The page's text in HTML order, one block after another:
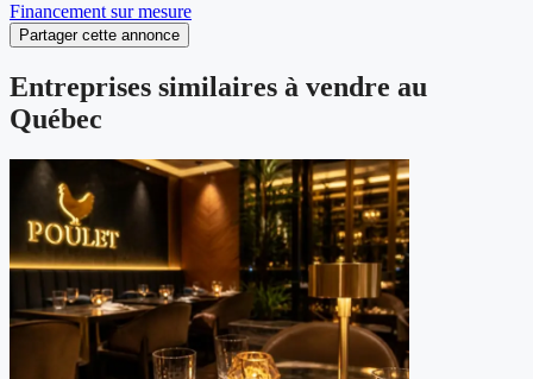
Financement sur mesure
Partager cette annonce
Entreprises similaires à vendre au
Québec